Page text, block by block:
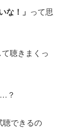
な！」 って思
聴きまくっ
？
聴できるの